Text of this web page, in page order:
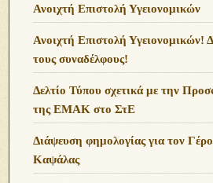
Ανοιχτή Επιστολή Υγειονομικών
Ανοιχτή Επιστολή Υγειονομικών!
τους συναδέλφους!
Δελτίο Τύπου σχετικά με την
της ΕΜΑΚ στο ΣτΕ
Διάψευση φημολογίας για τον
Καψάλας